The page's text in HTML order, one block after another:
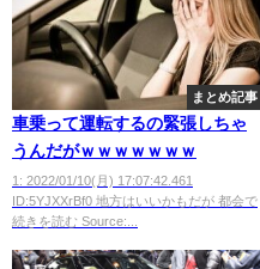
まとめ記事
車乗って運転するの緊張しちゃ
うんだがｗｗｗｗｗｗｗ
1: 2022/01/10(月) 17:07:42.461
ID:5YJXXrBf0 地方はいいかもだが 都会で
続きを読む Source:...